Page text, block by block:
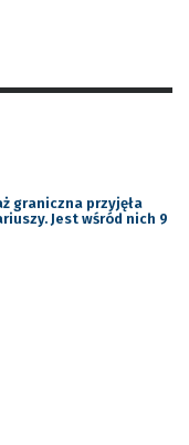
graniczna przyjęła
Jest wśród nich 9